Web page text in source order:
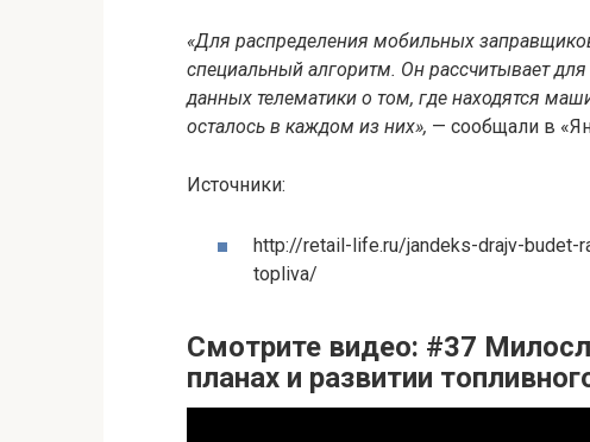
«Для распределения мобильных
специальный алгоритм. Он рассчитывает
данных телематики о том, где находятся
осталось в каждом из них», — сообщали в
Источники:
http://retail-life.ru/jandeks-drajv-
topliva/
Смотрите видео: #37
планах и развитии